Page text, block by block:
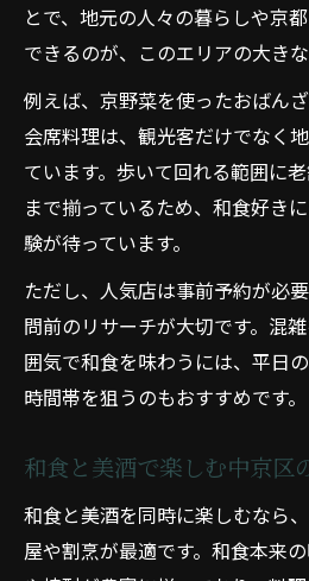
とで、地元の人々の暮らしや京
できるのが、このエリアの大きな
例えば、京野菜を使ったおばん
会席料理は、観光客だけでなく
ています。歩いて回れる範囲に
まで揃っているため、和食好き
験が待っています。
ただし、人気店は事前予約が必
問前のリサーチが大切です。混
囲気で和食を味わうには、平日
時間帯を狙うのもおすすめです。
和食と美酒で楽しむ中京区
和食と美酒を同時に楽しむなら
屋や割烹が最適です。和食本来の